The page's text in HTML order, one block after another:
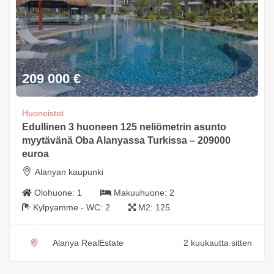
209 000 €
Huoneistot
Edullinen 3 huoneen 125 neliömetrin asunto
myytävänä Oba Alanyassa Turkissa – 209000
euroa
Alanyan kaupunki
Olohuone: 1 Makuuhuone: 2
Kylpyamme - WC: 2 M2: 125
Alanya RealEstate 2 kuukautta sitten